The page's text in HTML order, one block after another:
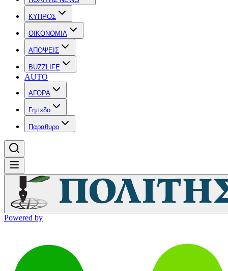
ΚΥΠΡΟΣ
OIKONOMIA
ΑΠΟΨΕΙΣ
BUZZLIFE
AUTO
ΑΓΟΡΑ
Γηπεδο
Παραθυρο
Powered by